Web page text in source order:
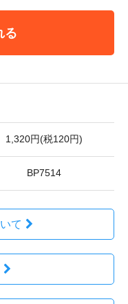
る
1,320円(税120円)
BP7514
て